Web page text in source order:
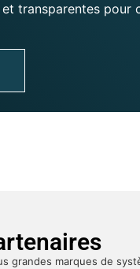
transparentes pour
grandes marques de